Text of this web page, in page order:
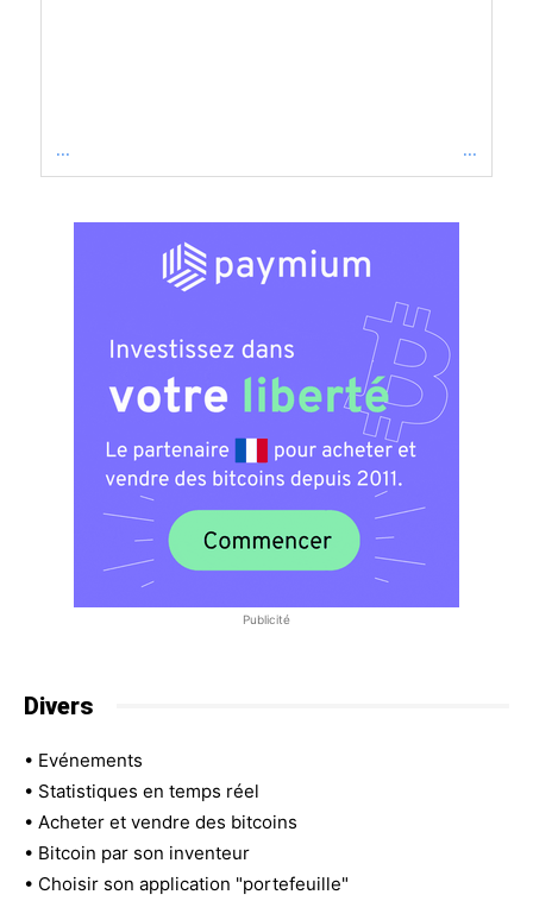
... ...
Publicité
Divers
• Evénements
• Statistiques en temps réel
• Acheter et vendre des bitcoins
• Bitcoin par son inventeur
• Choisir son application "portefeuille"